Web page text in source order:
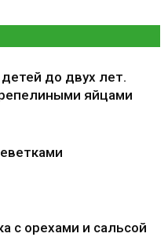
до двух лет.
яйцами
с орехами и сальсой